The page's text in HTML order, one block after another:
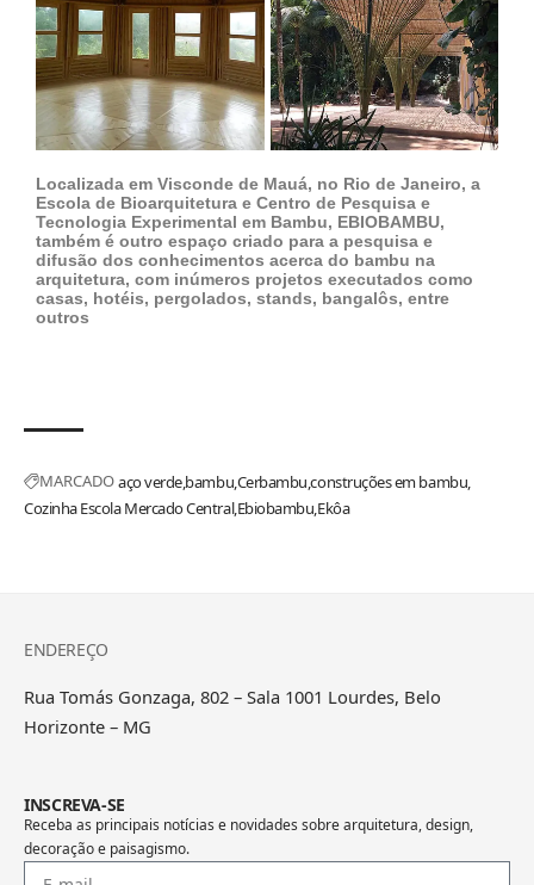
Localizada em Visconde de Mauá, no Rio de Janeiro, a
Escola de Bioarquitetura e Centro de Pesquisa e
Tecnologia Experimental em Bambu, EBIOBAMBU,
também é outro espaço criado para a pesquisa e
difusão dos conhecimentos acerca do bambu na
arquitetura, com inúmeros projetos executados como
casas, hotéis, pergolados, stands, bangalôs, entre
outros
MARCADOaço verdebambuCerbambuconstruções em bambu
Cozinha Escola Mercado Central Ebiobambu Ekôa
ENDEREÇO
Rua Tomás Gonzaga, 802 – Sala 1001 Lourdes, Belo
Horizonte – MG
INSCREVA-SE
Receba as principais notícias e novidades sobre arquitetura, design,
decoração e paisagismo.